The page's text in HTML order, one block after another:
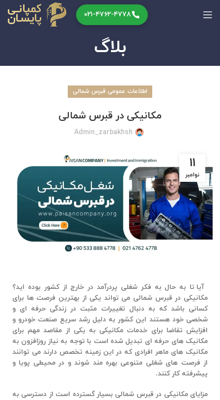
۰۲۱-۴۷۶۲-۴۷۷۸
بلاگ
اطلاعات عمومی قبرس شمالی
مکانیکی در قبرس شمالی
Admin_zarbakhsh
11
نوامبر
آیا تا به حال به فکر شغلی پردرآمد در خارج از کشور بوده اید؟
مکانیکی در قبرس شمالی می تواند یکی از بهترین فرصت ها برای
کسانی باشد که به دنبال تغییرات مثبت در زندگی حرفه ای و
شخصی خود هستند این کشور به دلیل رشد سریع صنعت خودرو و
افزایش تقاضا برای خدمات مکانیکی به یکی از مقاصد مهم برای
مکانیک های حرفه ای تبدیل شده است با توجه به نیاز روزافزون به
مکانیک های ماهر افرادی که در این زمینه تخصص دارند می توانند
از فرصت های شغلی متنوعی بهره مند شوند و در محیطی پویا و
پیشرفته کار کنند.
مزایایمکانیکی در قبرس شمالی بسیار گسترده است از دسترسی به